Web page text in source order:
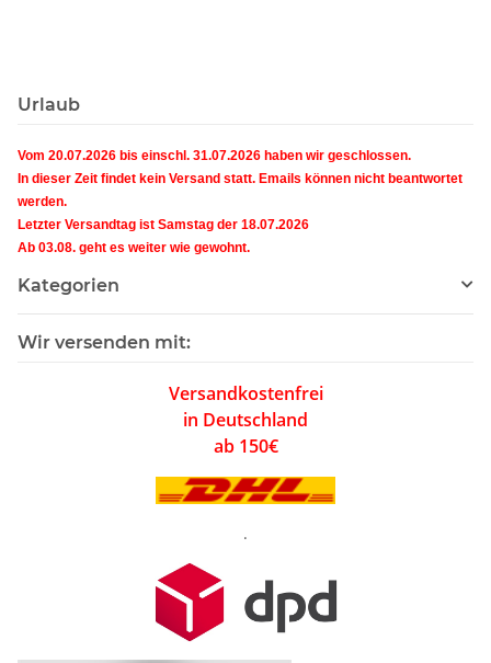
Urlaub
Vom 20.07.2026 bis einschl. 31.07.2026 haben wir geschlossen.
In dieser Zeit findet kein Versand statt. Emails können nicht beantwortet
werden.
Letzter Versandtag ist Samstag der 18.07.2026
Ab 03.08. geht es weiter wie gewohnt.
Kategorien
Wir versenden mit:
Versandkostenfrei
in Deutschland
ab 150€
.